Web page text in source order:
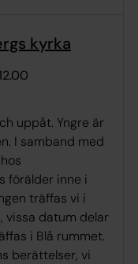
kyrka
12.00
uppåt. Yngre är
I samband med
förälder inne i
träffas vi i
vissa datum delar
i Blå rummet.
berättelser, vi